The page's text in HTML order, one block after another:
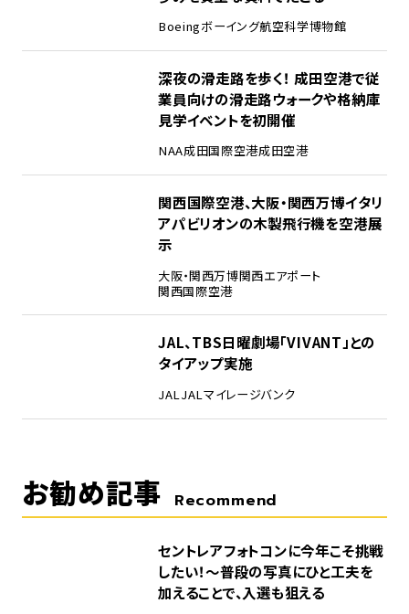
Boeingボーイング航空科学博物館
深夜の滑走路を歩く！ 成田空港で従
業員向けの滑走路ウォークや格納庫
見学イベントを初開催
NAA成田国際空港成田空港
関西国際空港、大阪・関西万博イタリ
アパビリオンの木製飛行機を空港展
示
大阪・関西万博関西エアポート
関西国際空港
JAL、TBS日曜劇場「VIVANT」との
タイアップ実施
JAL JALマイレージバンク
お勧め記事 Recommend
セントレアフォトコンに今年こそ挑戦
したい！～普段の写真にひと工夫を
加えることで、入選も狙える